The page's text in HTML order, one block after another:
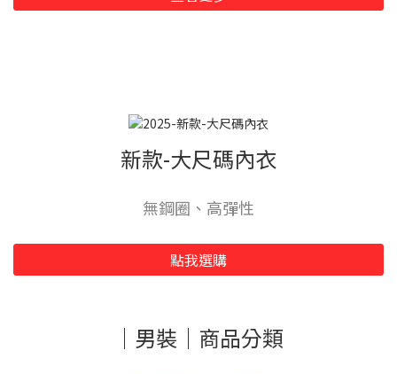
新款-大尺碼內衣
無鋼圈、高彈性
點我選購
｜男裝｜商品分類